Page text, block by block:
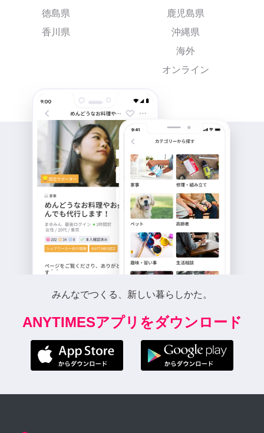
徳島県
香川県
鹿児島県
沖縄県
海外
オンライン
みんなでつくる、新しい暮らしかた。
ANYTIMESアプリをダウンロード